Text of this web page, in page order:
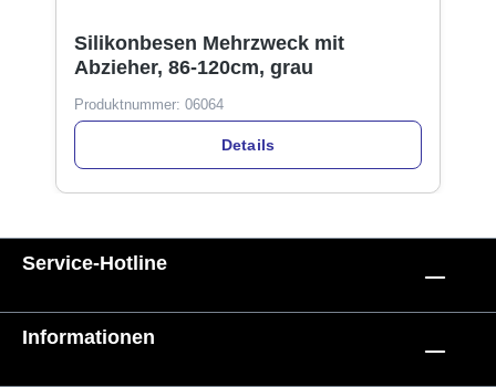
Silikonbesen Mehrzweck mit
Abzieher, 86-120cm, grau
Produktnummer: 06064
Details
Service-Hotline
Informationen